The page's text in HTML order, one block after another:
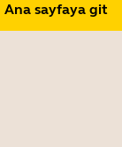
Ana sayfaya git